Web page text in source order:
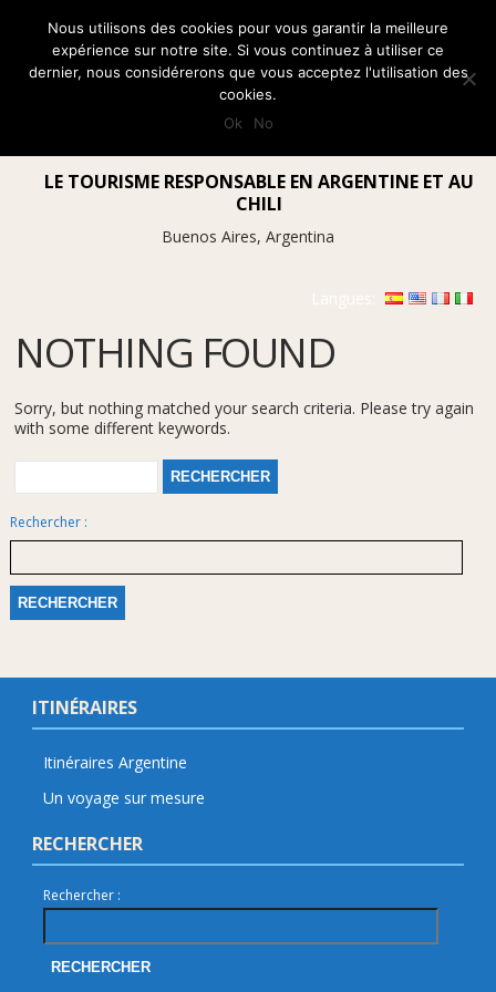
LE TOURISME RESPONSABLE EN ARGENTINE ET AU
CHILI
Buenos Aires, Argentina
NOTHING FOUND
Sorry, but nothing matched your search criteria. Please try again
with some different keywords.
Rechercher :
ITINÉRAIRES
Itinéraires Argentine
Un voyage sur mesure
RECHERCHER
Rechercher :
Nous utilisons des cookies pour vous garantir la meilleure
expérience sur notre site. Si vous continuez à utiliser ce
dernier, nous considérerons que vous acceptez l'utilisation des
cookies.
Ok
No